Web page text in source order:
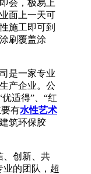
会，极易上
面上一天可
施工即可到
刷覆盖涂
是一家专业
产企业。公
适得”、“红
要有水性艺术
建筑环保胶
、创新、共
业的团队，超